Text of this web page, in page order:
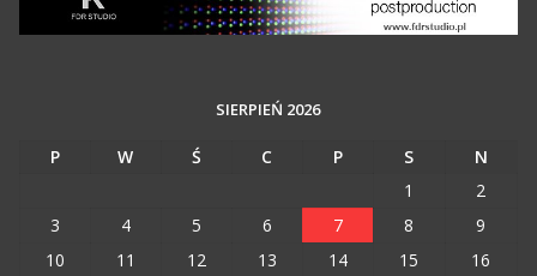
SIERPIEŃ 2026
P W Ś C P S
N
1
2
3
4 5 6 7 8
9
10
11 12 13 14 15
16